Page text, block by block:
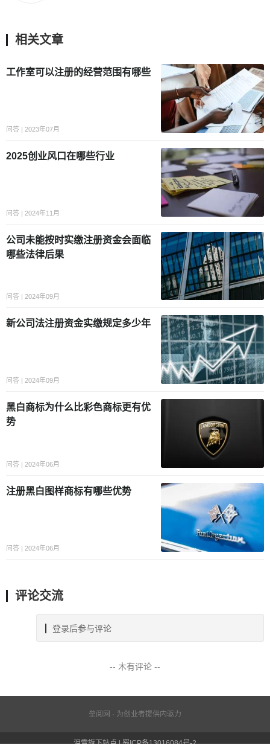
相关文章
工作室可以注册的经营范围有哪些
问答 | 2023年07月
2025创业风口在哪些行业
问答 | 2024年11月
公司未能按时实缴注册资金会面临
哪些法律后果
问答 | 2024年09月
新公司法注册资金实缴规定多少年
问答 | 2024年09月
黑白商标为什么比彩色商标更有优
势
问答 | 2024年06月
注册黑白图样商标有哪些优势
问答 | 2024年06月
评论交流
登录后参与评论
-- 木有评论 --
垒阅网 · 为创业者提供内驱力
泪雪旗下站点 | 蜀ICP备13016084号-2